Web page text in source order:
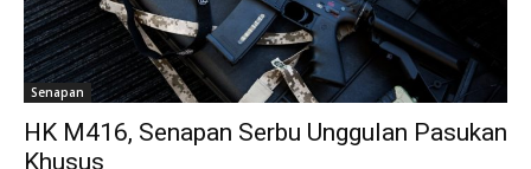
Senapan
HK M416, Senapan Serbu Unggulan Pasukan
Khusus